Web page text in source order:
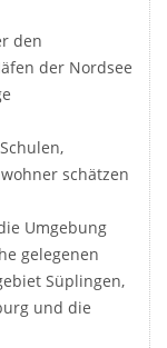
den
der Nordsee
schätzen
Umgebung
gelegenen
Süplingen,
und die